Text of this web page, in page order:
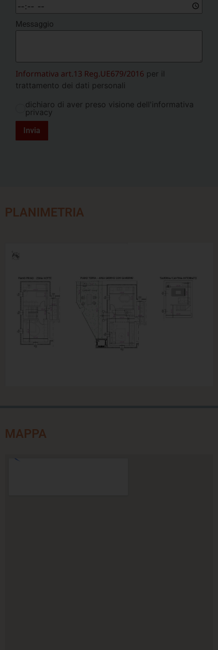
Messaggio
Informativa art.13 Reg.UE679/2016 per il
trattamento dei dati personali
dichiaro di aver preso visione dell'informativa
privacy
Invia
PLANIMETRIA
MAPPA